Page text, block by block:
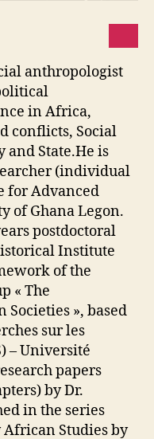
anthropologist
in Africa,
conflicts, Social
and State.He is
(individual
for Advanced
of Ghana Legon.
postdoctoral
Institute
of the
« The
», based
sur les
– Université
papers
by Dr.
in the series
Studies by